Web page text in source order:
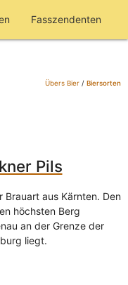
Fasszendenten
Übers Bier/ Biersorten
Pils
Brauart aus Kärnten. Den
höchsten Berg
an der Grenze der
liegt.